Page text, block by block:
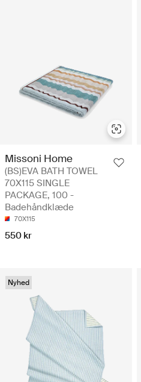
Missoni Home
(BS)EVA BATH TOWEL
70X115 SINGLE
PACKAGE, 100 -
Badehåndklæde
70X115
550 kr
Nyhed